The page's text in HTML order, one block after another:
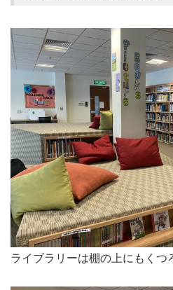
ライブラリーは棚の上にもくつ